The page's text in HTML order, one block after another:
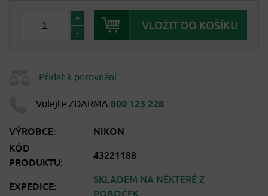
+
-
Přidat k porovnání
Volejte ZDARMA 800 123 228
VÝROBCE:
NIKON
KÓD
PRODUKTU:
43221188
EXPEDICE:
SKLADEM NA NĚKTERÉ Z
POBOČEK